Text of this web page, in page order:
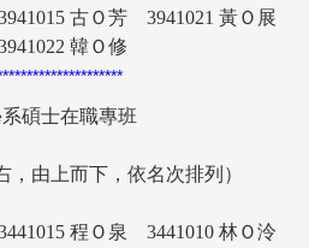
古Ｏ芳 3941021 黃Ｏ
韓Ｏ修
系碩士在職專班
，由上而下，依名次排列）
程Ｏ泉 3441010 林Ｏ